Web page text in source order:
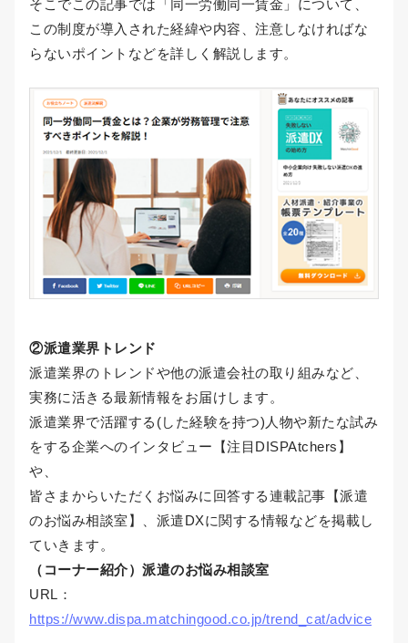
そこでこの記事では「同一労働同一賃金」について、
この制度が導入された経緯や内容、注意しなければな
らないポイントなどを詳しく解説します。
②派遣業界トレンド
派遣業界のトレンドや他の派遣会社の取り組みなど、
実務に活きる最新情報をお届けします。
派遣業界で活躍する(した経験を持つ)人物や新たな試み
をする企業へのインタビュー【注目DISPAtchers】
や、
皆さまからいただくお悩みに回答する連載記事【派遣
のお悩み相談室】、派遣DXに関する情報などを掲載し
ていきます。
（コーナー紹介）派遣のお悩み相談室
URL：
https://www.dispa.matchingood.co.jp/trend_cat/advice